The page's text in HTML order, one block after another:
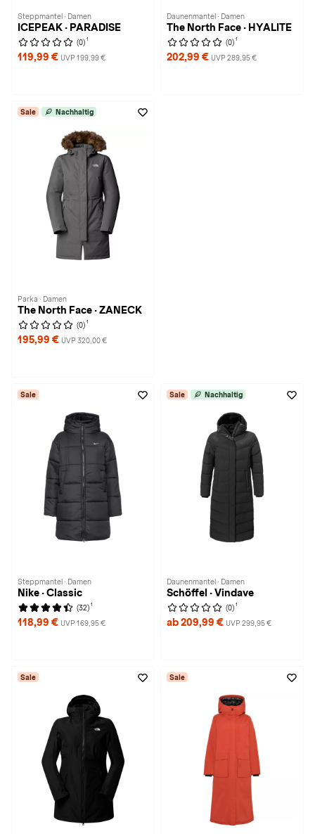
Steppmantel · Damen
ICEPEAK · PARADISE
(0) 1
119,99 € UVP 199,99 €
Daunenmantel · Damen
The North Face · HYALITE
(0) 1
202,99 € UVP 289,95 €
Sale Nachhaltig
Parka · Damen
The North Face · ZANECK
(0) 1
195,99 € UVP 320,00 €
Sale
Steppmantel · Damen
Nike · Classic
(32) 1
118,99 € UVP 169,95 €
Sale Nachhaltig
Daunenmantel · Damen
Schöffel · Vindave
(0) 1
ab 209,99 € UVP 299,95 €
Sale Sale